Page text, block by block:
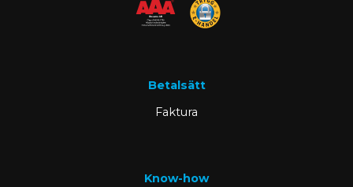
Betalsätt
Faktura
Know-how